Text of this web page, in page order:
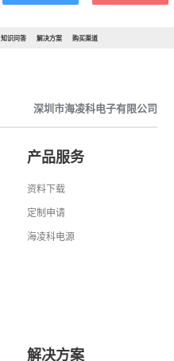
知识问答 解决方案 购买渠道
深圳市海凌科电子有限公司
产品服务
资料下载
定制申请
海凌科电源
解决方案